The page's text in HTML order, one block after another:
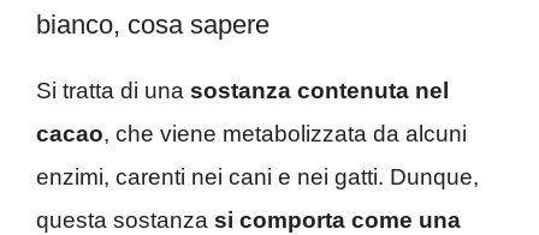
bianco, cosa sapere
Si tratta di una sostanza contenuta nel
cacao, che viene metabolizzata da alcuni
enzimi, carenti nei cani e nei gatti. Dunque,
questa sostanza si comporta come una